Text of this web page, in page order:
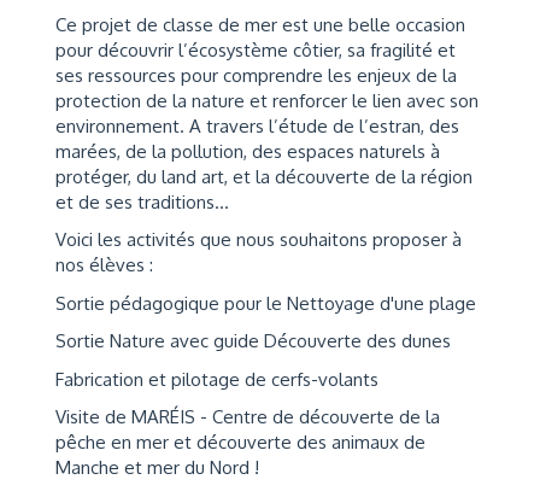
Ce projet de classe de mer est une belle occasion
pour découvrir l’écosystème côtier, sa fragilité et
ses ressources pour comprendre les enjeux de la
protection de la nature et renforcer le lien avec son
environnement. A travers l’étude de l’estran, des
marées, de la pollution, des espaces naturels à
protéger, du land art, et la découverte de la région
et de ses traditions...
Voici les activités que nous souhaitons proposer à
nos élèves :
Sortie pédagogique pour le Nettoyage d'une plage
Sortie Nature avec guide Découverte des dunes
Fabrication et pilotage de cerfs-volants
Visite de MARÉIS - Centre de découverte de la
pêche en mer et découverte des animaux de
Manche et mer du Nord !